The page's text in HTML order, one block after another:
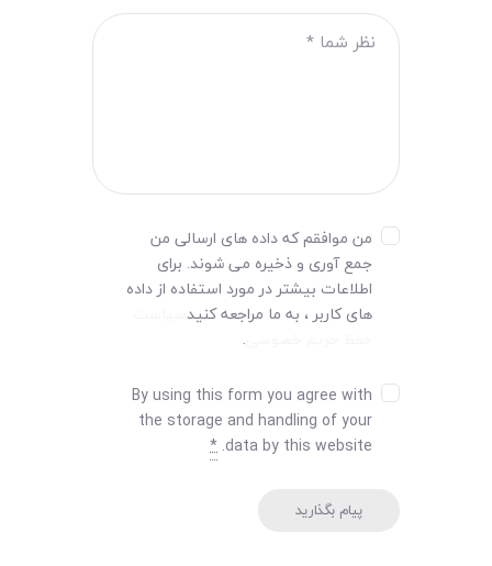
من موافقم که داده های ارسالی من
جمع آوری و ذخیره می شوند. برای
اطلاعات بیشتر در مورد استفاده از داده
های کاربر ، به ما مراجعه کنید
.
By using this form you agree with
the storage and handling of your
data by this website.
*